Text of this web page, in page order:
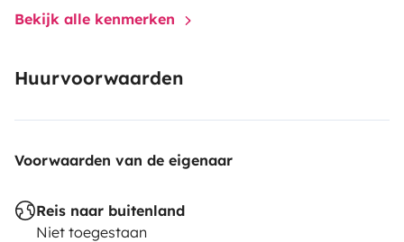
Bekijk alle kenmerken
Huurvoorwaarden
Voorwaarden van de eigenaar
Reis naar buitenland
Niet toegestaan